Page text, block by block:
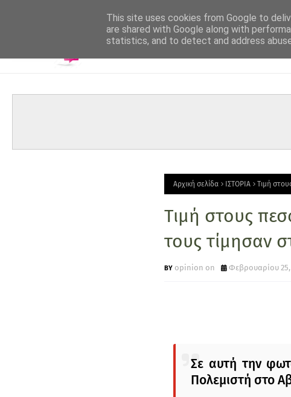
Αρχική σελίδα ΙΣΤΟΡΙΑ Τιμή
Τιμή στους
τους τίμησαν
opinion on Φεβρουαρίου 25,
Σε αυτή την
Πολεμιστή στο
This site uses cookies from Google to
are shared with Google along with
statistics, and to detect and address